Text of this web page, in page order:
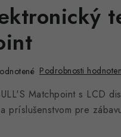
Podrobnosti
Matchpoint s LCD
príslušenstvom pre